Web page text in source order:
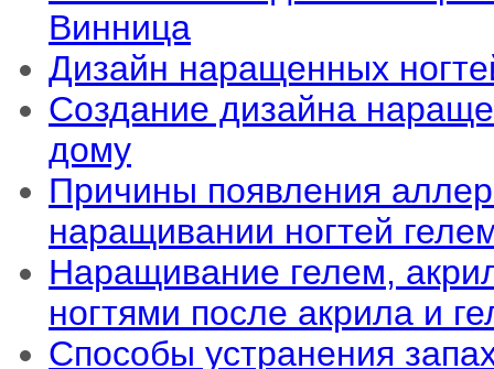
Винница
Дизайн наращенных
Создание дизайна
дому
Причины появления
наращивании ногтей
Наращивание гелем,
ногтями после акрила и
Способы устранения